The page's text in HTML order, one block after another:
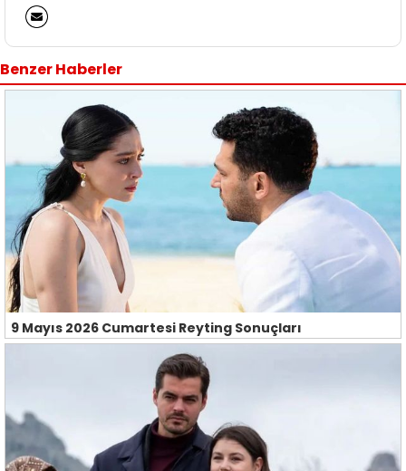
Benzer Haberler
9 Mayıs 2026 Cumartesi Reyting Sonuçları